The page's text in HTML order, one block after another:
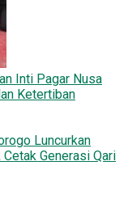
Inti Pagar Nusa
Ketertiban
Luncurkan
Cetak Generasi Qari